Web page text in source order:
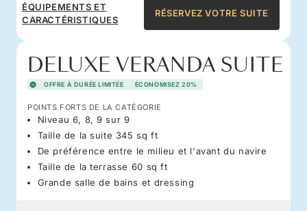
ÉQUIPEMENTS ET
CARACTÉRISTIQUES
RÉSERVEZ VOTRE SUITE
DELUXE VERANDA SUITE
OFFRE À DURÉE LIMITÉE ÉCONOMISEZ 20%
POINTS FORTS DE LA CATÉGORIE
Niveau 6, 8, 9 sur 9
Taille de la suite 345 sq ft
De préférence entre le milieu et l'avant du navire
Taille de la terrasse 60 sq ft
Grande salle de bains et dressing